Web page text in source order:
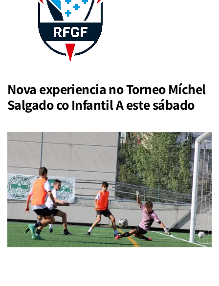
Nova experiencia no Torneo Míchel
Salgado co Infantil A este sábado